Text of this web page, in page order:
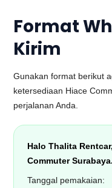
Format
Kirim
Gunakan format berikut
ketersediaan Hiace
perjalanan Anda.
Halo Thalita
Commuter Surabaya.
Tanggal pemakaian: